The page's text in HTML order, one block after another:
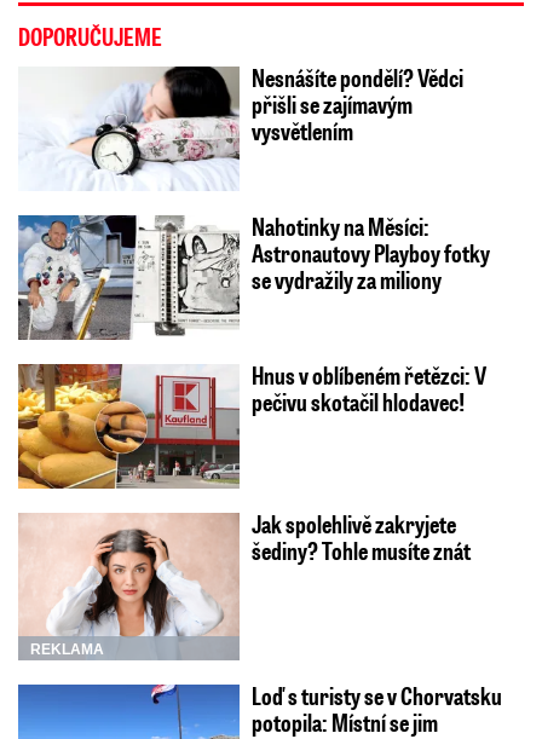
DOPORUČUJEME
Nesnášíte pondělí? Vědci
přišli se zajímavým
vysvětlením
Nahotinky na Měsíci:
Astronautovy Playboy fotky
se vydražily za miliony
Hnus v oblíbeném řetězci: V
pečivu skotačil hlodavec!
REKLAMA
Jak spolehlivě zakryjete
šediny? Tohle musíte znát
Loď s turisty se v Chorvatsku
potopila: Místní se jim